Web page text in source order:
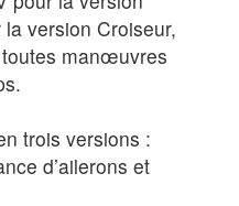
version Croiseur,
toutes manœuvres
trois versions :
d’ailerons et